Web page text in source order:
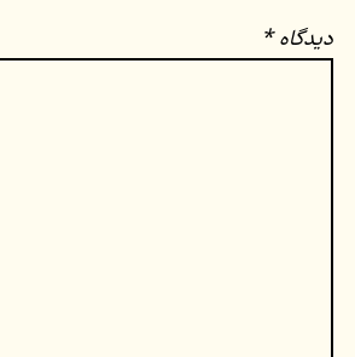
دیدگاه*